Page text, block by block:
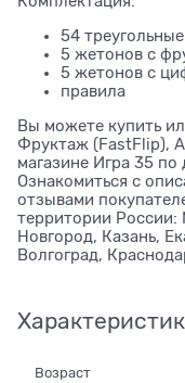
54
5 жетонов с
5 жетонов с
правила
Вы можете купить
Фруктаж (FastFlip),
магазине Игра 35 по
Ознакомиться с
отзывами
территории России:
Новгород, Казань,
Волгоград,
Возраст